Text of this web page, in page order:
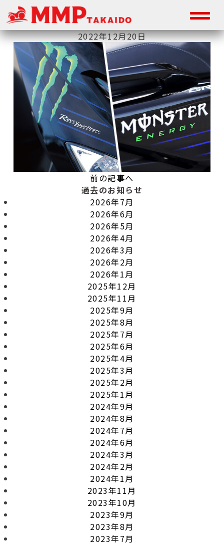
2022年12月20日
前の記事へ
過去のお知らせ
2026年7月
2026年6月
2026年5月
2026年4月
2026年3月
2026年2月
2026年1月
2025年12月
2025年11月
2025年9月
2025年8月
2025年7月
2025年6月
2025年4月
2025年3月
2025年2月
2025年1月
2024年9月
2024年8月
2024年7月
2024年6月
2024年3月
2024年2月
2024年1月
2023年11月
2023年10月
2023年9月
2023年8月
2023年7月